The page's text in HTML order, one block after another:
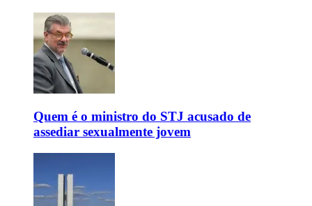
Quem é o ministro do STJ acusado de
assediar sexualmente jovem